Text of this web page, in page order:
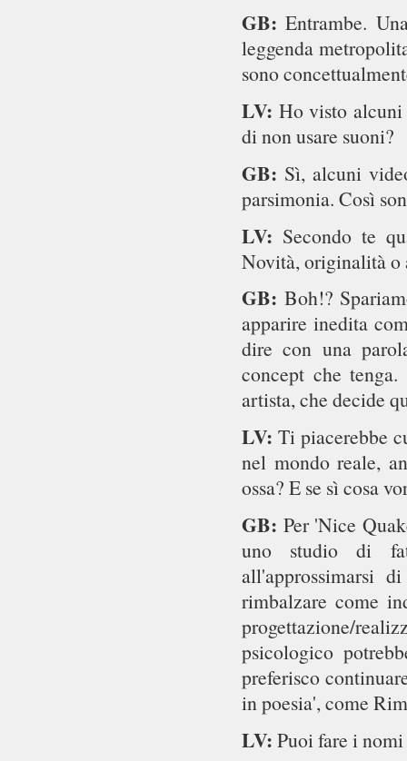
GB:Entrambe.
leggenda
sono
LV: Ho visto alcuni
di non usare suoni?
GB: Sì, alcuni
parsimonia. Così
LV: Secondo te
Novità, originalità o
GB: Boh!?
apparire inedita
dire con una
concept che
artista, che decide
LV: Ti piacerebbe
nel mondo reale,
ossa? E se sì cosa
GB: Per 'Nice
uno studio di
all'approssimarsi
rimbalzare come
progettazione/
psicologico
preferisco
in poesia', come
LV: Puoi fare i